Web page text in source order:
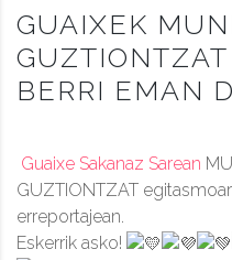
GUAIXEK
BERRI EMAN
Guaixe Sakanaz Sarean
GUZTIONTZAT
erreportajean.
Eskerrik asko!